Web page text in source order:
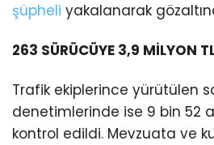
şüpheli yakalanarak
263 SÜRÜCÜYE 3,9 MİLYON
Trafik ekiplerince yürütülen
denetimlerinde ise 9 bin 52
kontrol edildi. Mevzuata ve